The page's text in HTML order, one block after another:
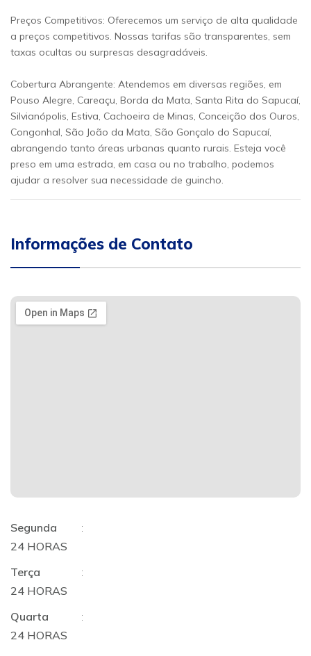
Preços Competitivos: Oferecemos um serviço de alta qualidade
a preços competitivos. Nossas tarifas são transparentes, sem
taxas ocultas ou surpresas desagradáveis.
Cobertura Abrangente: Atendemos em diversas regiões, em
Pouso Alegre, Careaçu, Borda da Mata, Santa Rita do Sapucaí,
Silvianópolis, Estiva, Cachoeira de Minas, Conceição dos Ouros,
Congonhal, São João da Mata, São Gonçalo do Sapucaí,
abrangendo tanto áreas urbanas quanto rurais. Esteja você
preso em uma estrada, em casa ou no trabalho, podemos
ajudar a resolver sua necessidade de guincho.
Informações de Contato
Segunda
:
24 HORAS
Terça
:
24 HORAS
Quarta
:
24 HORAS